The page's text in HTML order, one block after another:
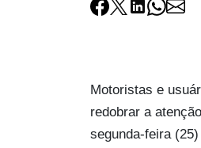
Motoristas e
redobrar a
segunda-feira